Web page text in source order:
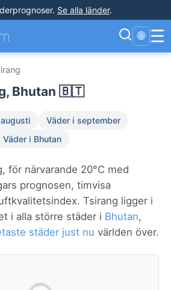
. Se alla länder.
🌐 ☰
Bhutan 🇧🇹
Väder i september
Väder i Bhutan
för närvarande 20°C med
prognosen, timvisa
Tsirang ligger i
i alla större städer i Bhutan,
städer just nu världen över.